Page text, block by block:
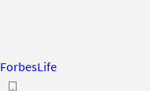
ForbesLife